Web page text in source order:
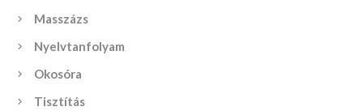
Masszázs
Nyelvtanfolyam
Okosóra
Tisztítás